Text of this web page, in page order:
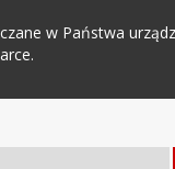
w Państwa